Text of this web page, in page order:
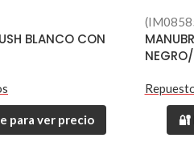
BLANCO CON
para ver precio